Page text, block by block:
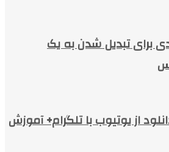
برای تبدیل شدن به یک
دانلود از یوتیوب با تلگرام+ آموزش